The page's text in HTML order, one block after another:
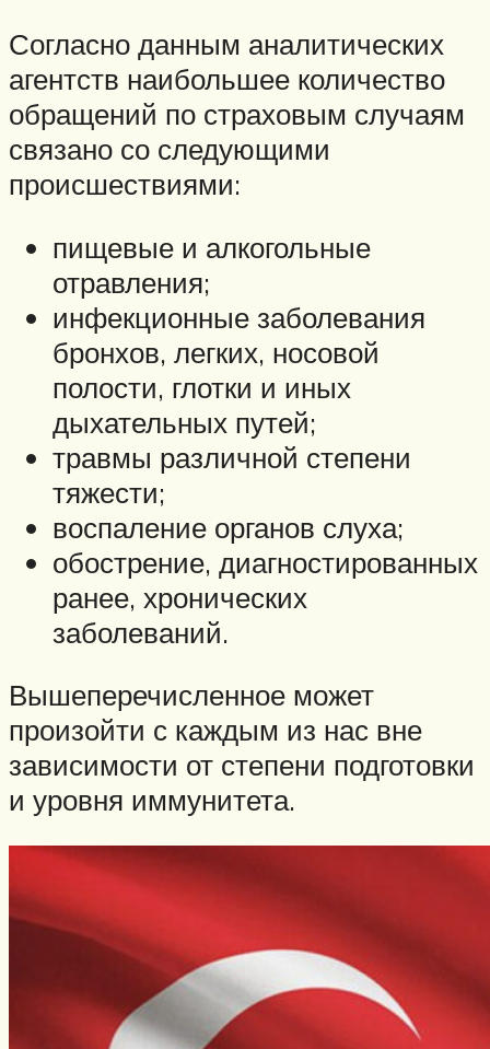
Согласно данным аналитических
агентств наибольшее количество
обращений по страховым случаям
связано со следующими
происшествиями:
пищевые и алкогольные
отравления;
инфекционные заболевания
бронхов, легких, носовой
полости, глотки и иных
дыхательных путей;
травмы различной степени
тяжести;
воспаление органов слуха;
обострение, диагностированных
ранее, хронических
заболеваний.
Вышеперечисленное может
произойти с каждым из нас вне
зависимости от степени подготовки
и уровня иммунитета.